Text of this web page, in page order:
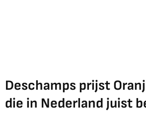
Deschamps prijst
die in Nederland juist